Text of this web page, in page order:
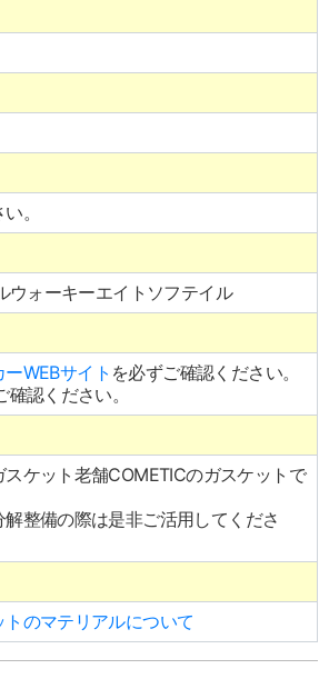
。
ウォーキーエイトソフテイル
WEBサイト を必ずご確認ください。
認ください。
ケット老舗COMETICのガスケットで
整備の際は是非ご活用してくださ
のマテリアルについて